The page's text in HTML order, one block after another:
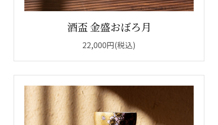
酒盃 金盛おぼろ月
22,000円(税込)